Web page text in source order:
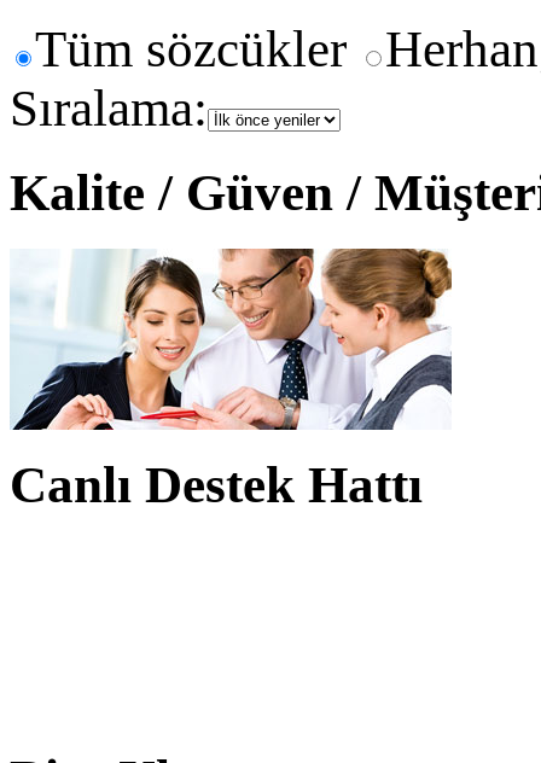
Tüm sözcükler
Sıralama:
Kalite / Güven /
Canlı Destek Hattı